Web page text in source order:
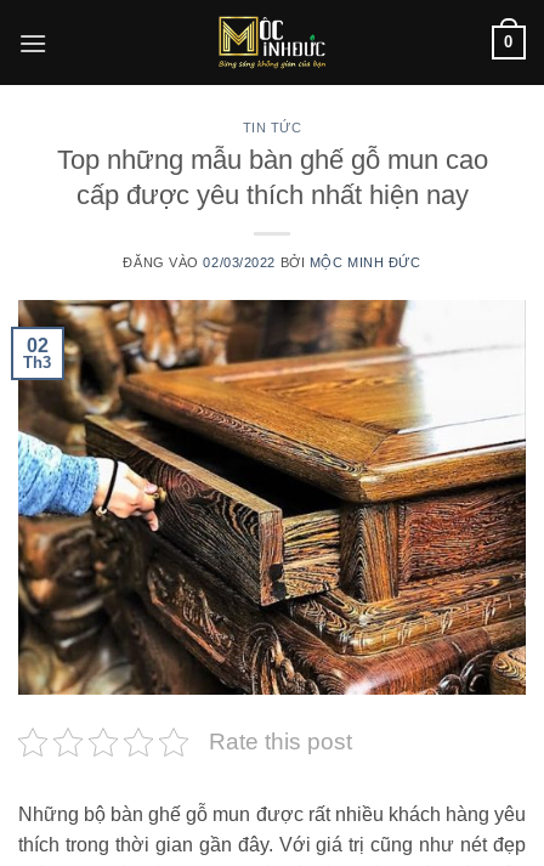
qua
0
TIN TỨC
Top những mẫu bàn ghế gỗ mun cao
cấp được yêu thích nhất hiện nay
ĐĂNG VÀO02/03/2022 BỞI MỘC MINH ĐỨC
02
Th3
Rate this post
Những bộ bàn ghế gỗ mun được rất nhiều khách hàng yêu
thích trong thời gian gần đây. Với giá trị cũng như nét đẹp